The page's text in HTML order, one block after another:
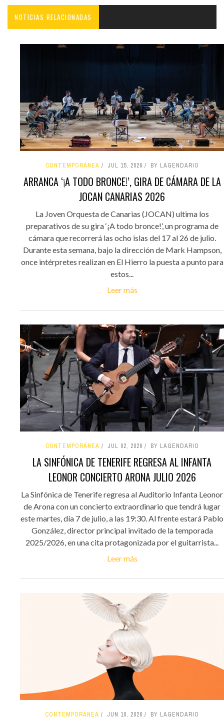
NOTICIAS RELACIONADAS
CONTEMPORÁNEA JUL 15, 2026 BY LAGENDARIO
ARRANCA ‘¡A TODO BRONCE!’, GIRA DE CÁMARA DE LA
JOCAN CANARIAS 2026
La Joven Orquesta de Canarias (JOCAN) ultima los
preparativos de su gira ‘¡A todo bronce!’, un programa de
cámara que recorrerá las ocho islas del 17 al 26 de julio.
Durante esta semana, bajo la dirección de Mark Hampson,
once intérpretes realizan en El Hierro la puesta a punto para
estos...
Leer más
CONTEMPORÁNEA JUL 02, 2026 BY LAGENDARIO
LA SINFÓNICA DE TENERIFE REGRESA AL INFANTA
LEONOR CONCIERTO ARONA JULIO 2026
La Sinfónica de Tenerife regresa al Auditorio Infanta Leonor
de Arona con un concierto extraordinario que tendrá lugar
este martes, día 7 de julio, a las 19:30. Al frente estará Pablo
González, director principal invitado de la temporada
2025/2026, en una cita protagonizada por el guitarrista...
Leer más
CONTEMPORÁNEA JUN 10, 2026 BY LAGENDARIO